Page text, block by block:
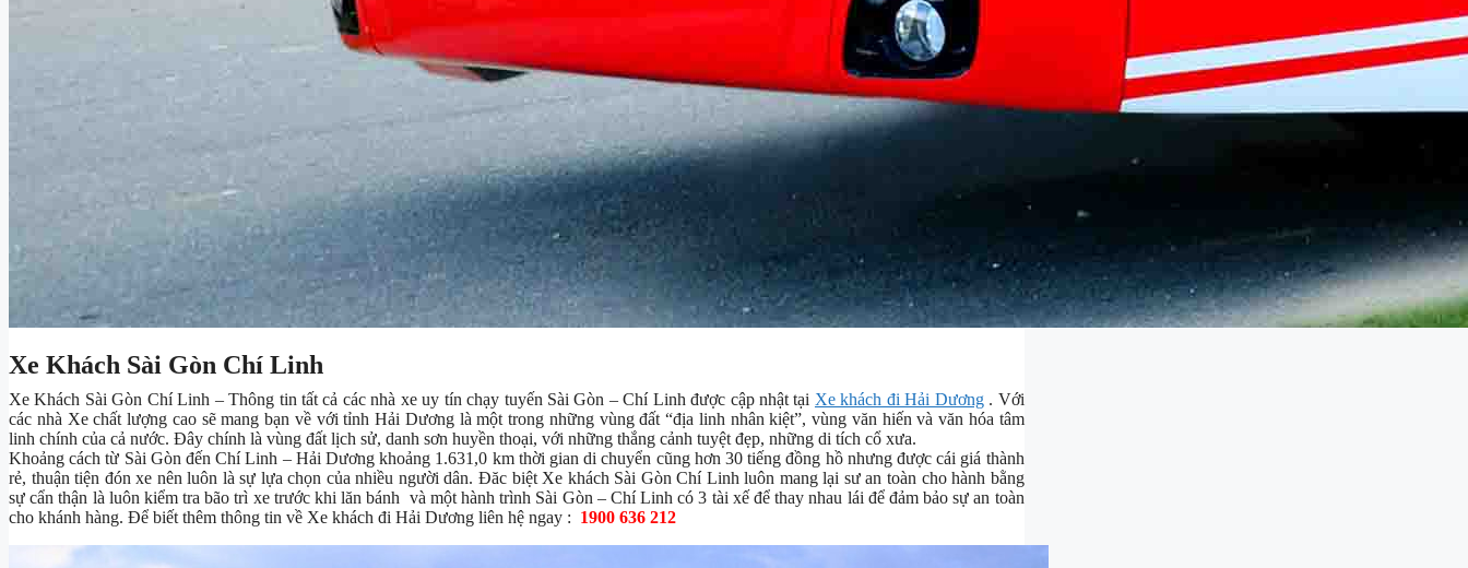
Xe Khách Sài Gòn Chí Linh
Xe Khách Sài Gòn Chí Linh – Thông tin tất cả các nhà xe uy tín chạy tuyến Sài Gòn – Chí Linh được cập nhật tại Xe khách đi Hải Dương. Với
các nhà Xe chất lượng cao sẽ mang bạn về với tỉnh Hải Dương là một trong những vùng đất “địa linh nhân kiệt”, vùng văn hiến và văn hóa tâm
linh chính của cả nước. Đây chính là vùng đất lịch sử, danh sơn huyền thoại, với những thắng cảnh tuyệt đẹp, những di tích cổ xưa.
Khoảng cách từ Sài Gòn đến Chí Linh – Hải Dương khoảng 1.631,0 km thời gian di chuyển cũng hơn 30 tiếng đồng hồ nhưng được cái giá thành
rẻ, thuận tiện đón xe nên luôn là sự lựa chọn của nhiều người dân. Đăc biệt Xe khách Sài Gòn Chí Linh luôn mang lại sư an toàn cho hành bằng
sự cẩn thận là luôn kiểm tra bão trì xe trước khi lăn bánh và một hành trình Sài Gòn – Chí Linh có 3 tài xế để thay nhau lái để đảm bảo sự an toàn
cho khánh hàng. Để biết thêm thông tin về Xe khách đi Hải Dương liên hệ ngay : 1900 636 212